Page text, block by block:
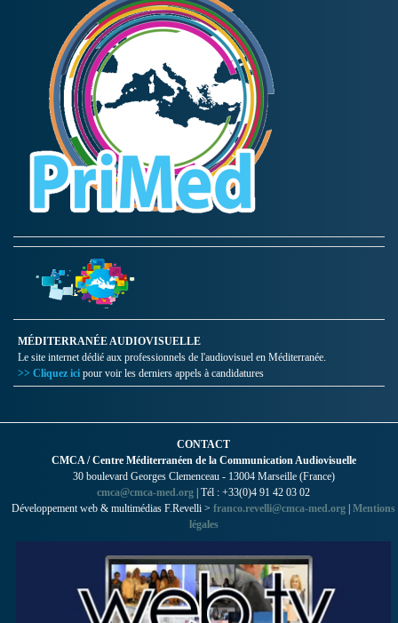
MÉDITERRANÉE AUDIOVISUELLE
Le site internet dédié aux professionnels de l'audiovisuel en Méditerranée.
>> Cliquez ici pour voir les derniers appels à candidatures
CONTACT
CMCA / Centre Méditerranéen de la Communication Audiovisuelle
30 boulevard Georges Clemenceau - 13004 Marseille (France)
cmca@cmca-med.org | Tél : +33(0)4 91 42 03 02
Développement web & multimédias F.Revelli > franco.revelli@cmca-med.org | Mentions
légales